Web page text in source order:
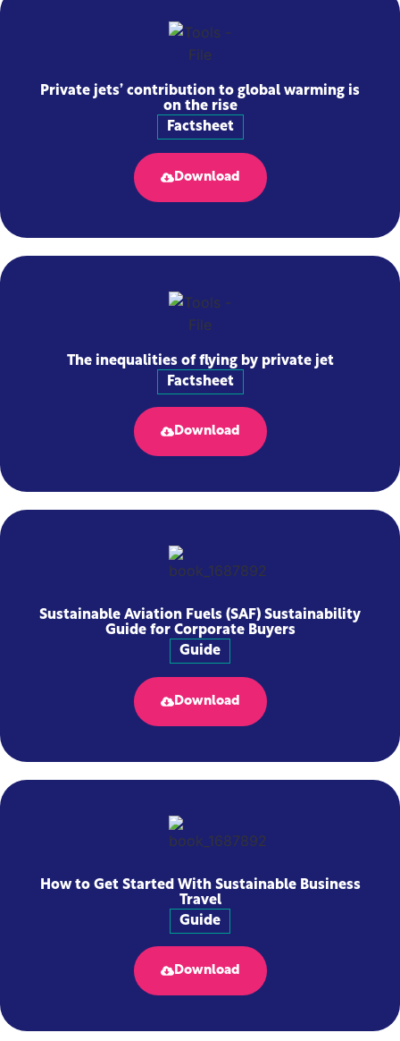
Private jets’ contribution to global warming is
on the rise
Factsheet
Download
The inequalities of flying by private jet
Factsheet
Download
Sustainable Aviation Fuels (SAF) Sustainability
Guide for Corporate Buyers
Guide
Download
How to Get Started With Sustainable Business
Travel
Guide
Download